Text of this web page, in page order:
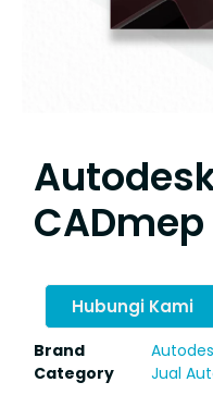
CADmep
Hubungi Kami
Brand
Category
Jual